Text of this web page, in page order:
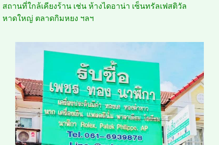
สถานที่ใกล้เคียงร้าน เช่น ห้างไดอาน่า เซ็นทรัลเฟสติวัล
หาดใหญ่ ตลาดกิมหยง ฯลฯ